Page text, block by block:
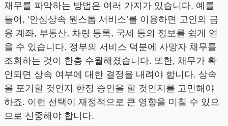
채무를 파악하는 방법은 여러 가지가 있습니다. 예를
들어, ‘안심상속 원스톱 서비스’를 이용하면 고인의 금
융 계좌, 부동산, 차량 등록, 국세 등의 정보를 쉽게 얻
을 수 있습니다. 정부의 서비스 덕분에 사망자 채무를
조회하는 것이 한층 수월해졌습니다. 또한, 채무가 확
인되면 상속 여부에 대한 결정을 내려야 합니다. 상속
을 포기할 것인지 한정 승인을 할 것인지를 고민해야
하죠. 이런 선택이 재정적으로 큰 영향을 미칠 수 있으
므로 신중해야 합니다.